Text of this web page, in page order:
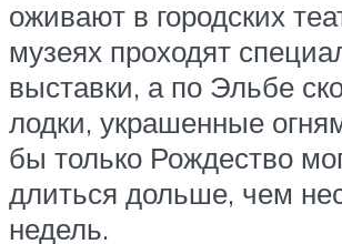
оживают в городских
музеях проходят
выставки, а по Эльбе
лодки, украшенные
бы только Рождество
длиться дольше, чем
недель.